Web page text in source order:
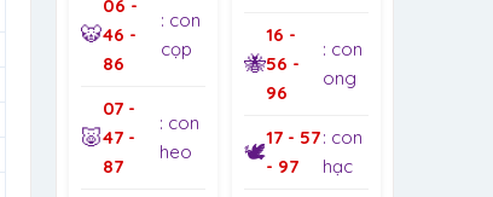
🐯
06 -
46 -
86
: con
cọp
🐷
07 -
47 -
87
: con
heo
🐝
16 -
56 -
96
: con
ong
🕊️
17 - 57
- 97
: con
hạc